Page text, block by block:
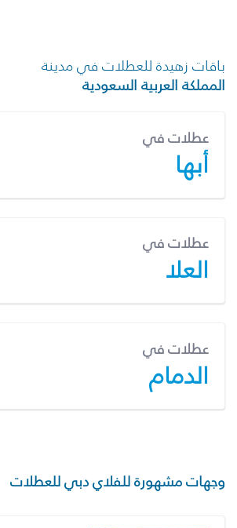
باقات زهيدة للعطلات في مدينة
المملكة العربية السعودية
عطلات في
أبها
عطلات في
العلا
عطلات في
الدمام
وجهات مشهورة للفلاي دبي للعطلات